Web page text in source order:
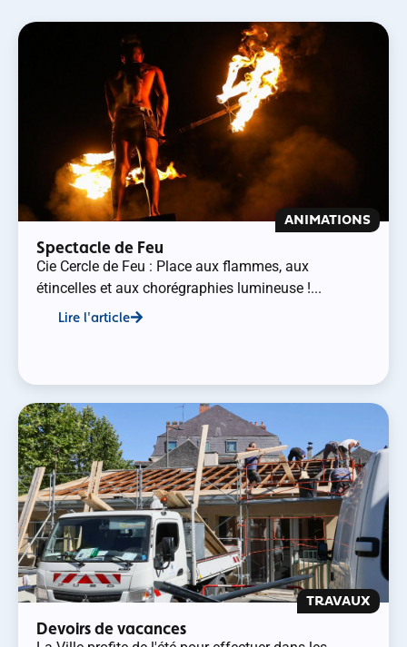
ANIMATIONS
Spectacle de Feu
Cie Cercle de Feu : Place aux flammes, aux
étincelles et aux chorégraphies lumineuse !...
Lire l'article
TRAVAUX
Devoirs de vacances